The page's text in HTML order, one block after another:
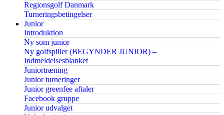
Regionsgolf Danmark
Turneringsbetingelser
Junior
Introduktion
Ny som junior
Ny golfspiller (BEGYNDER JUNIOR) –
Indmeldelsesblanket
Juniortræning
Junior turneringer
Junior greenfee aftaler
Facebook gruppe
Junior udvalget